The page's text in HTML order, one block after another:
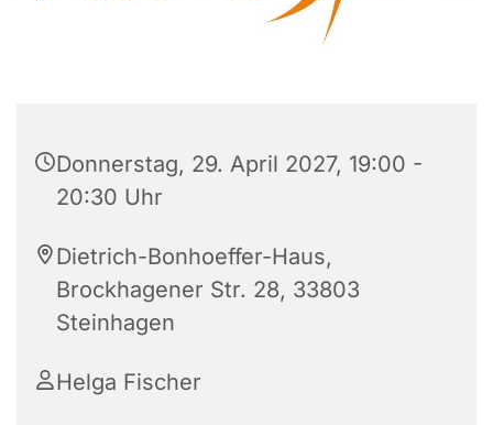
Donnerstag, 29. April 2027, 19:00 -
20:30 Uhr
Dietrich-Bonhoeffer-Haus,
Brockhagener Str. 28, 33803
Steinhagen
Helga Fischer